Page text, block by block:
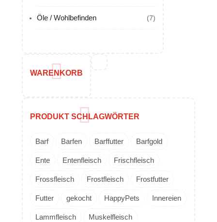
Öle / Wohlbefinden (7)
WARENKORB
PRODUKT SCHLAGWÖRTER
Barf Barfen Barffutter Barfgold
Ente Entenfleisch Frischfleisch
Frossfleisch Frostfleisch Frostfutter
Futter gekocht HappyPets Innereien
Lammfleisch Muskelfleisch